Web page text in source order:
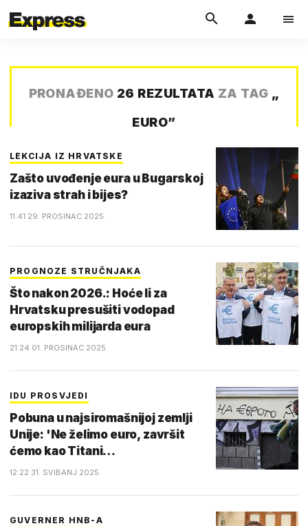
PRONAĐENO 26 REZULTATA ZA TAG „
EURO”
LEKCIJA IZ HRVATSKE
Zašto uvođenje eura u Bugarskoj
izaziva strah i bijes?
11:41 29. PROSINAC 2025.
PROGNOZE STRUČNJAKA
Što nakon 2026.: Hoće li za
Hrvatsku presušiti vodopad
europskih milijarda eura
21:24 01. PROSINAC 2025.
IDU PROSVJEDI
Pobuna u najsiromašnijoj zemlji
Unije: 'Ne želimo euro, završit
ćemo kao Titani…
12:22 31. SVIBANJ 2025.
GUVERNER HNB-A